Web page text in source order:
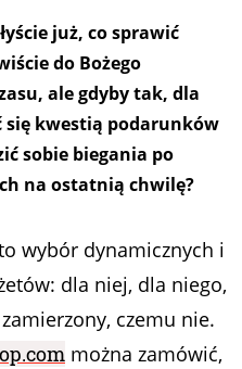
już, co sprawić
do Bożego
ale gdyby tak, dla
kwestią podarunków
sobie biegania po
na ostatnią chwilę?
wybór dynamicznych i
dla niej, dla niego,
czemu nie.
można zamówić,